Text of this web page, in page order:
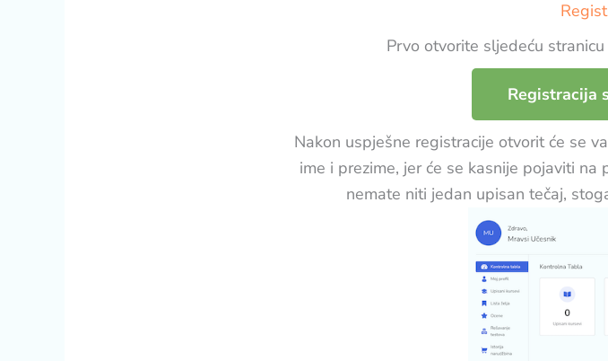
Prvo otvorite sljedeću
Registracija
Nakon uspješne registracije otvorit će se
ime i prezime, jer će se kasnije pojaviti
nemate niti jedan upisan tečaj,